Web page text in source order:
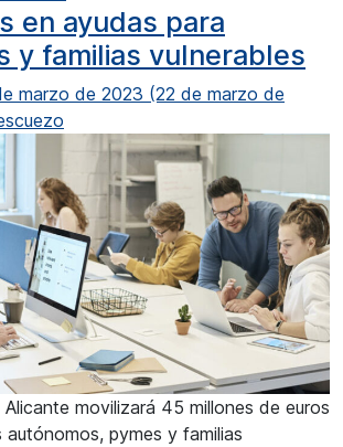
en ayudas para
y familias vulnerables
marzo de 2023 (22 de marzo de
movilizará 45 millones de euros
autónomos, pymes y familias